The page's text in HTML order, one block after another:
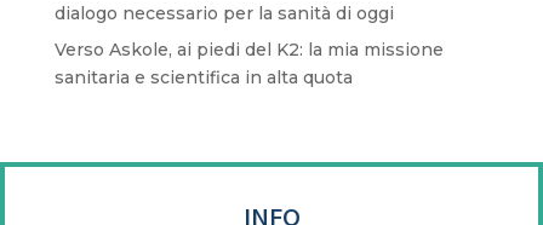
dialogo necessario per la sanità di oggi
Verso Askole, ai piedi del K2: la mia missione
sanitaria e scientifica in alta quota
INFO